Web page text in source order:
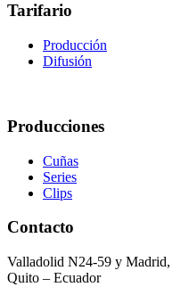
Tarifario
Producción
Difusión
Producciones
Cuñas
Series
Clips
Contacto
Valladolid N24-59 y Madrid,
Quito – Ecuador